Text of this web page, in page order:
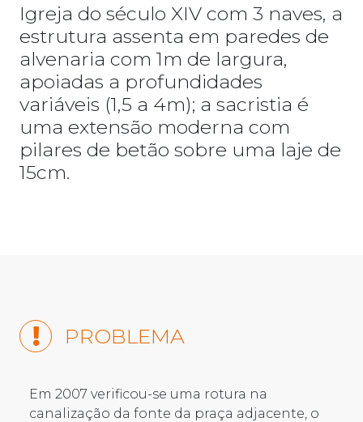
Igreja do século XIV com 3 naves, a
estrutura assenta em paredes de
alvenaria com 1m de largura,
apoiadas a profundidades
variáveis (1,5 a 4m); a sacristia é
uma extensão moderna com
pilares de betão sobre uma laje de
15cm.
PROBLEMA
Em 2007 verificou-se uma rotura na
canalização da fonte da praça adjacente, o